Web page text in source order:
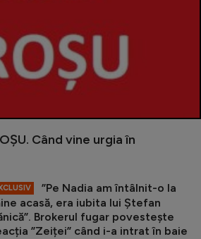
Când vine urgia în
”Pe Nadia am întâlnit-o la
acasă, era iubita lui Ștefan
Brokerul fugar povestește
”Zeiței” când i-a intrat în baie